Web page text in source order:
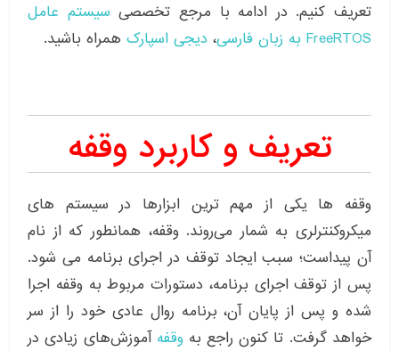
تعریف کنیم. در ادامه با مرجع تخصصی سیستم عامل
FreeRTOS به زبان فارسی
، دیجی اسپارک همراه باشید.
تعریف و کاربرد وقفه
وقفه ها یکی از مهم ترین ابزارها در سیستم های
میکروکنترلری به شمار می‌روند. وقفه، همانطور که از نام
آن پیداست؛ سبب ایجاد توقف در اجرای برنامه می شود.
پس از توقف اجرای برنامه، دستورات مربوط به وقفه اجرا
شده و پس از پایان آن، برنامه روال عادی خود را از سر
خواهد گرفت. تا کنون راجع به وقفه آموزش‌های زیادی در